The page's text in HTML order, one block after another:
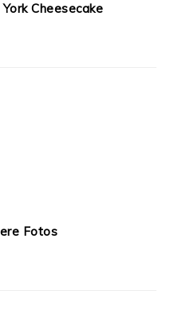
Cheesecake
Fotos